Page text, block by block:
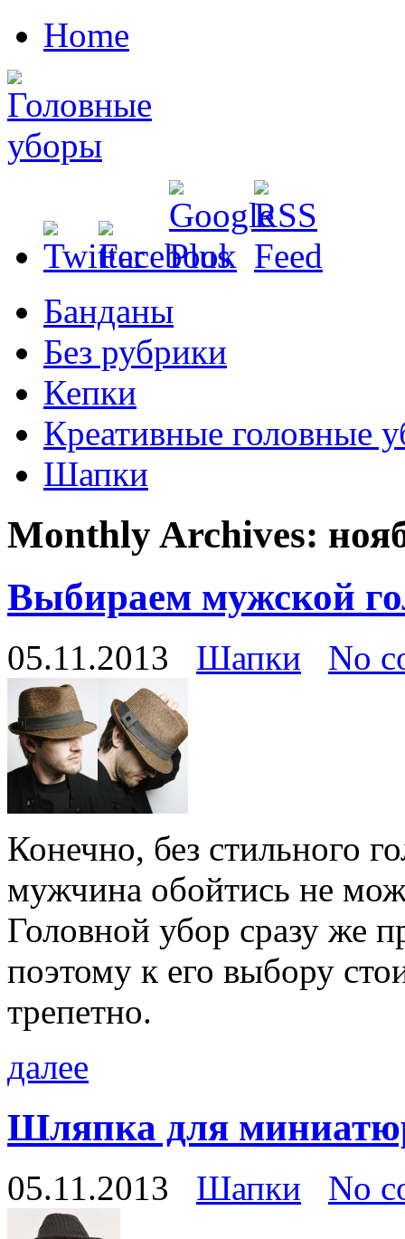
Home
Банданы
Без рубрики
Кепки
Креативные головные
Шапки
Monthly Archives:
Выбираем мужской
05.11.2013 Шапки No
Конечно, без стильного
мужчина обойтись не
Головной убор сразу же
поэтому к его выбору
трепетно.
далее
Шляпка для
05.11.2013 Шапки No